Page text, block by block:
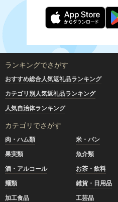
ランキングでさがす
おすすめ総合人気返礼品ランキング
カテゴリ別人気返礼品ランキング
人気自治体ランキング
カテゴリでさがす
肉・ハム類 米・パン
果実類
魚介類
酒・アルコール
お茶・飲料
麺類
雑貨・日用品
加工食品
工芸品